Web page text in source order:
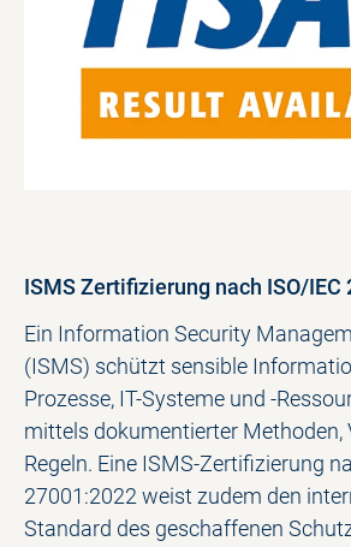
ISMS Zertifizierung nach ISO/IEC
Ein Information Security
(ISMS) schützt sensible
Prozesse, IT-Systeme und -
mittels dokumentierter Methoden,
Regeln. Eine ISMS-Zertifizierung
27001:2022 weist zudem den
Standard des geschaffenen